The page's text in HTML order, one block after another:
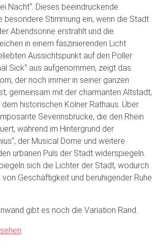
Nacht“. Dieses beeindruckende
besondere Stimmung ein, wenn die Stadt
Abendsonne erstrahlt und die
in einem faszinierenden Licht
Aussichtspunkt auf den Poller
Sick“ aus aufgenommen, zeigt das
der noch immer in seiner ganzen
gemeinsam mit der charmanten Altstadt,
historischen Kölner Rathaus. Über
Severinsbrücke, die den Rhein
während im Hintergrund der
der Musical Dome und weitere
urbanen Puls der Stadt widerspiegeln.
sich die Lichter der Stadt, wodurch
Geschäftigkeit und beruhigender Ruhe
gibt es noch die Variation Rand.